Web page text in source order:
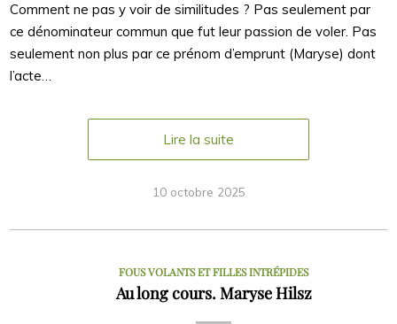
Comment ne pas y voir de similitudes ? Pas seulement par
ce dénominateur commun que fut leur passion de voler. Pas
seulement non plus par ce prénom d’emprunt (Maryse) dont
l’acte…
Lire la suite
10 octobre 2025
FOUS VOLANTS ET FILLES INTRÉPIDES
Au long cours. Maryse Hilsz